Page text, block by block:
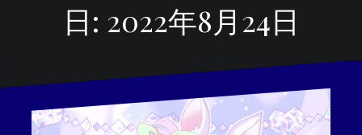
日: 2022年8月24日